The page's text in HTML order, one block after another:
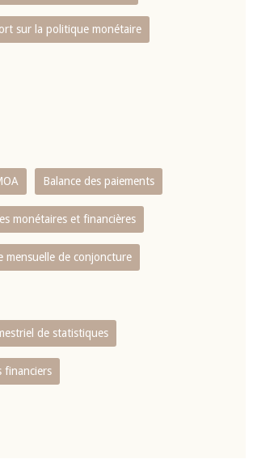
sur la politique monétaire
Balance des paiements
monétaires et financières
mensuelle de conjoncture
de statistiques
financiers